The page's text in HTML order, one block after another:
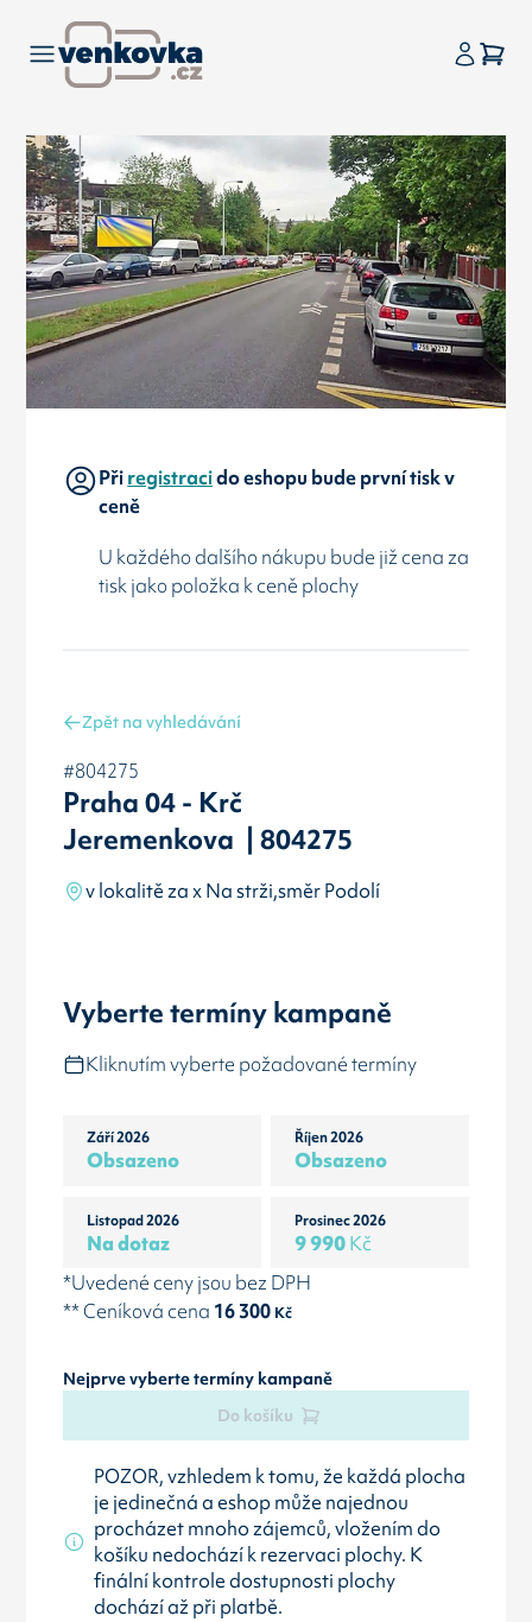
Přiregistracido eshopu bude první tisk v
ceně
U každého dalšího nákupu bude již cena za
tisk jako položka k ceně plochy
Zpět na vyhledávání
#804275
Praha 04 - Krč
Jeremenkova | 804275
v lokalitě za x Na strži,směr Podolí
Vyberte termíny kampaně
Kliknutím vyberte požadované termíny
Září 2026
Obsazeno
Říjen 2026
Obsazeno
Listopad 2026
Na dotaz
Prosinec 2026
9 990Kč
*Uvedené ceny jsou bez DPH
** Ceníková cena 16 300Kč
Nejprve vyberte termíny kampaně
Do košíku
POZOR, vzhledem k tomu, že každá plocha
je jedinečná a eshop může najednou
procházet mnoho zájemců, vložením do
košíku nedochází k rezervaci plochy. K
finální kontrole dostupnosti plochy
dochází až při platbě.